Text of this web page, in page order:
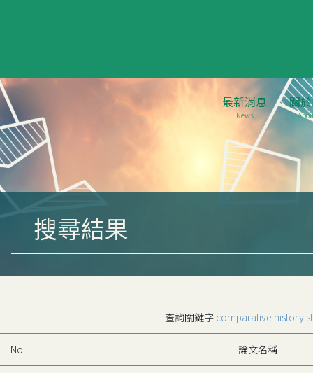
最新消息
News
關
搜尋結果
查詢關鍵字 comparative history
No. 論文名稱